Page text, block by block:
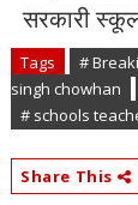
सरकारी
Tags #
singh chowhan
# schools
Share This